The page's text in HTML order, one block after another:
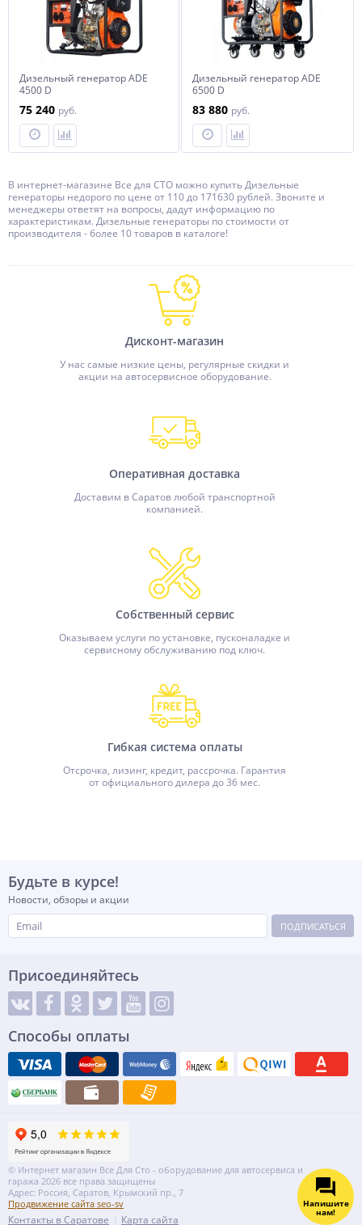
Дизельный генератор ADE
4500 D
75 240 руб.
Дизельный генератор ADE
6500 D
83 880 руб.
В интернет-магазине Все для СТО можно купить Дизельные
генераторы недорого по цене от 110 до 171630 рублей. Звоните и
менеджеры ответят на вопросы, дадут информацию по
характеристикам. Дизельные генераторы по стоимости от
производителя - более 10 товаров в каталоге!
Дисконт-магазин
У нас самые низкие цены, регулярные скидки и
акции на автосервисное оборудование.
Оперативная доставка
Доставим в Саратов любой транспортной
компанией.
Собственный сервис
Оказываем услуги по установке, пусконаладке и
сервисному обслуживанию под ключ.
Гибкая система оплаты
Отсрочка, лизинг, кредит, рассрочка. Гарантия
от официального дилера до 36 мес.
Будьте в курсе!
Новости, обзоры и акции
ПОДПИСАТЬСЯ
Присоединяйтесь
Способы оплаты
© Интернет магазин Все Для Сто - оборудование для автосервиса и
гаража 2026 все права защищены
Адрес: Россия, Саратов, Крымский пр., 7
Продвижение сайта seo-sv
Контакты в Саратове Карта сайта
Напишите
нам!